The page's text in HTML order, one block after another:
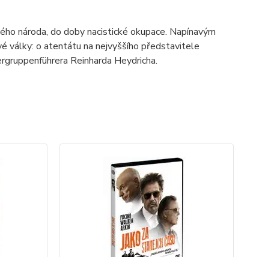
národa, do doby nacistické okupace. Napínavým
války: o atentátu na nejvyššího představitele
Reinharda Heydricha.